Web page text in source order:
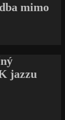
mimo
jazzu